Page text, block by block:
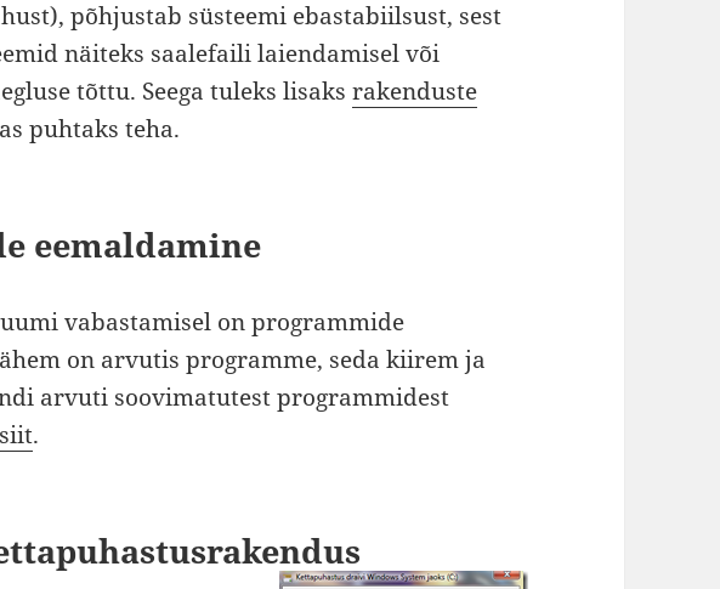
põhjustab süsteemi ebastabiilsust, sest
näiteks saalefaili laiendamisel või
tõttu. Seega tuleks lisaksrakenduste
puhtaks teha.
eemaldamine
vabastamisel on programmide
on arvutis programme, seda kiirem ja
arvuti soovimatutest programmidest
siit.